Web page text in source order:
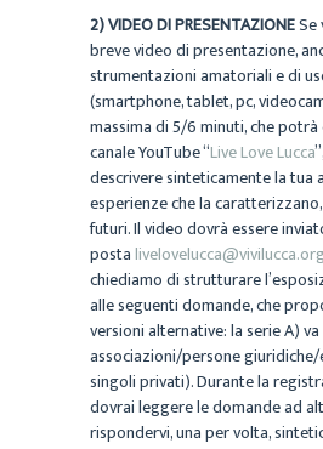
2) VIDEO DI PRESENTAZIONESe
breve video di presentazione,
strumentazioni amatoriali e di
(smartphone, tablet, pc,
massima di 5/6 minuti, che
canale YouTube “Live Love Lucca
descrivere sinteticamente la tua
esperienze che la
futuri. Il video dovrà essere
posta
chiediamo di strutturare
alle seguenti domande, che
versioni alternative: la serie A)
associazioni/persone giuridiche/
singoli privati). Durante la
dovrai leggere le domande ad
rispondervi, una per volta,